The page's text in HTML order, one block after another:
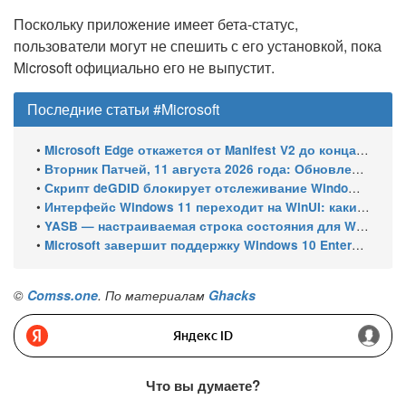
Поскольку приложение имеет бета-статус,
пользователи могут не спешить с его установкой, пока
Microsoft официально его не выпустит.
Последние статьи #Microsoft
• Microsoft Edge откажется от Manifest V2 до конца 2026 года – классический uBlock Origin перестанет работать
• Вторник Патчей, 11 августа 2026 года: Обновления безопасности для Windows 11 (включая KB5121003), ESU-обновления для Windows 10
• Скрипт deGDID блокирует отслеживание Windows по глобальному идентификатору устройства
• Интерфейс Windows 11 переходит на WinUI: какие системные элементы обновит Microsoft
• YASB — настраиваемая строка состояния для Windows с виджетами и поддержкой нескольких мониторов
• Microsoft завершит поддержку Windows 10 Enterprise LTSC 2021 в январе 2027 года. ESU продлят обновления до января 2030 года
© Comss.one. По материалам Ghacks